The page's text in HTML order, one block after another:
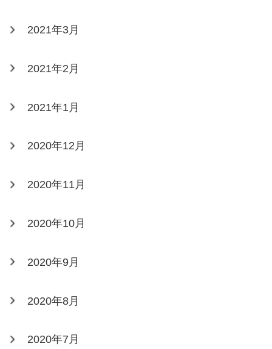
2021年3月
2021年2月
2021年1月
2020年12月
2020年11月
2020年10月
2020年9月
2020年8月
2020年7月